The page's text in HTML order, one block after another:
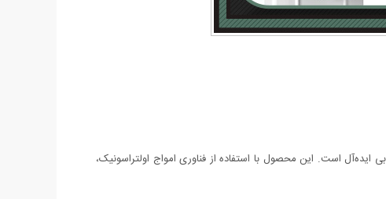
است. این محصول با استفاده از فناوری امواج اولتراسونیک،